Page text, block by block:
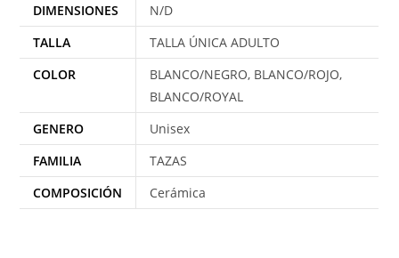
DIMENSIONES
N/D
TALLA
TALLA ÚNICA ADULTO
COLOR
BLANCO/NEGRO, BLANCO/ROJO,
BLANCO/ROYAL
GENERO
Unisex
FAMILIA
TAZAS
COMPOSICIÓN
Cerámica